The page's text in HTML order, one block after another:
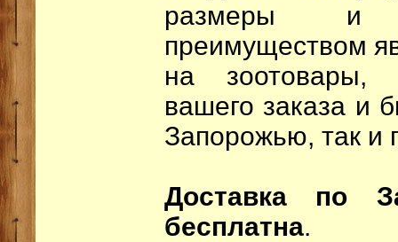
размеры и
преимуществом
на зоотовары,
вашего заказа и
Запорожью, так и
Доставка по
бесплатна.